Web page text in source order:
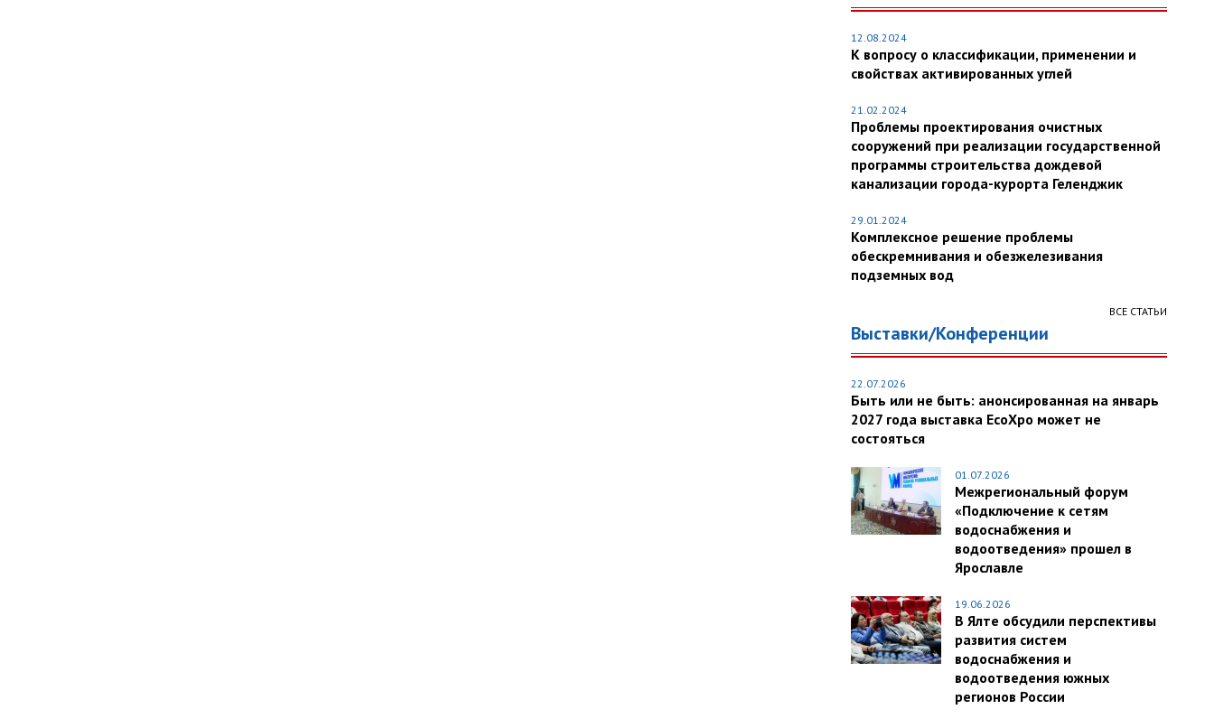
12.08.2024
К вопросу о классификации, применении и
свойствах активированных углей
21.02.2024
Проблемы проектирования очистных
сооружений при реализации государственной
программы строительства дождевой
канализации города-курорта Геленджик
29.01.2024
Комплексное решение проблемы
обескремнивания и обезжелезивания
подземных вод
ВСЕ СТАТЬИ
Выставки/Конференции
22.07.2026
Быть или не быть: анонсированная на январь
2027 года выставка EcoXpo может не
состояться
01.07.2026
Межрегиональный форум
«Подключение к сетям
водоснабжения и
водоотведения» прошел в
Ярославле
19.06.2026
В Ялте обсудили перспективы
развития систем
водоснабжения и
водоотведения южных
регионов России